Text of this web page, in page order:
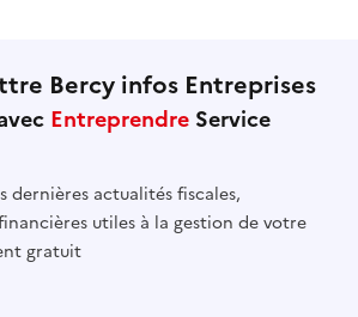
Bercy infos Entreprises
Entreprendre Service
dernières actualités fiscales,
utiles à la gestion de votre
gratuit